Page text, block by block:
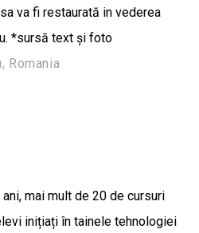
va fi restaurată in vederea
*sursă text și foto
Romania
mai mult de 20 de cursuri
inițiați în tainele tehnologiei